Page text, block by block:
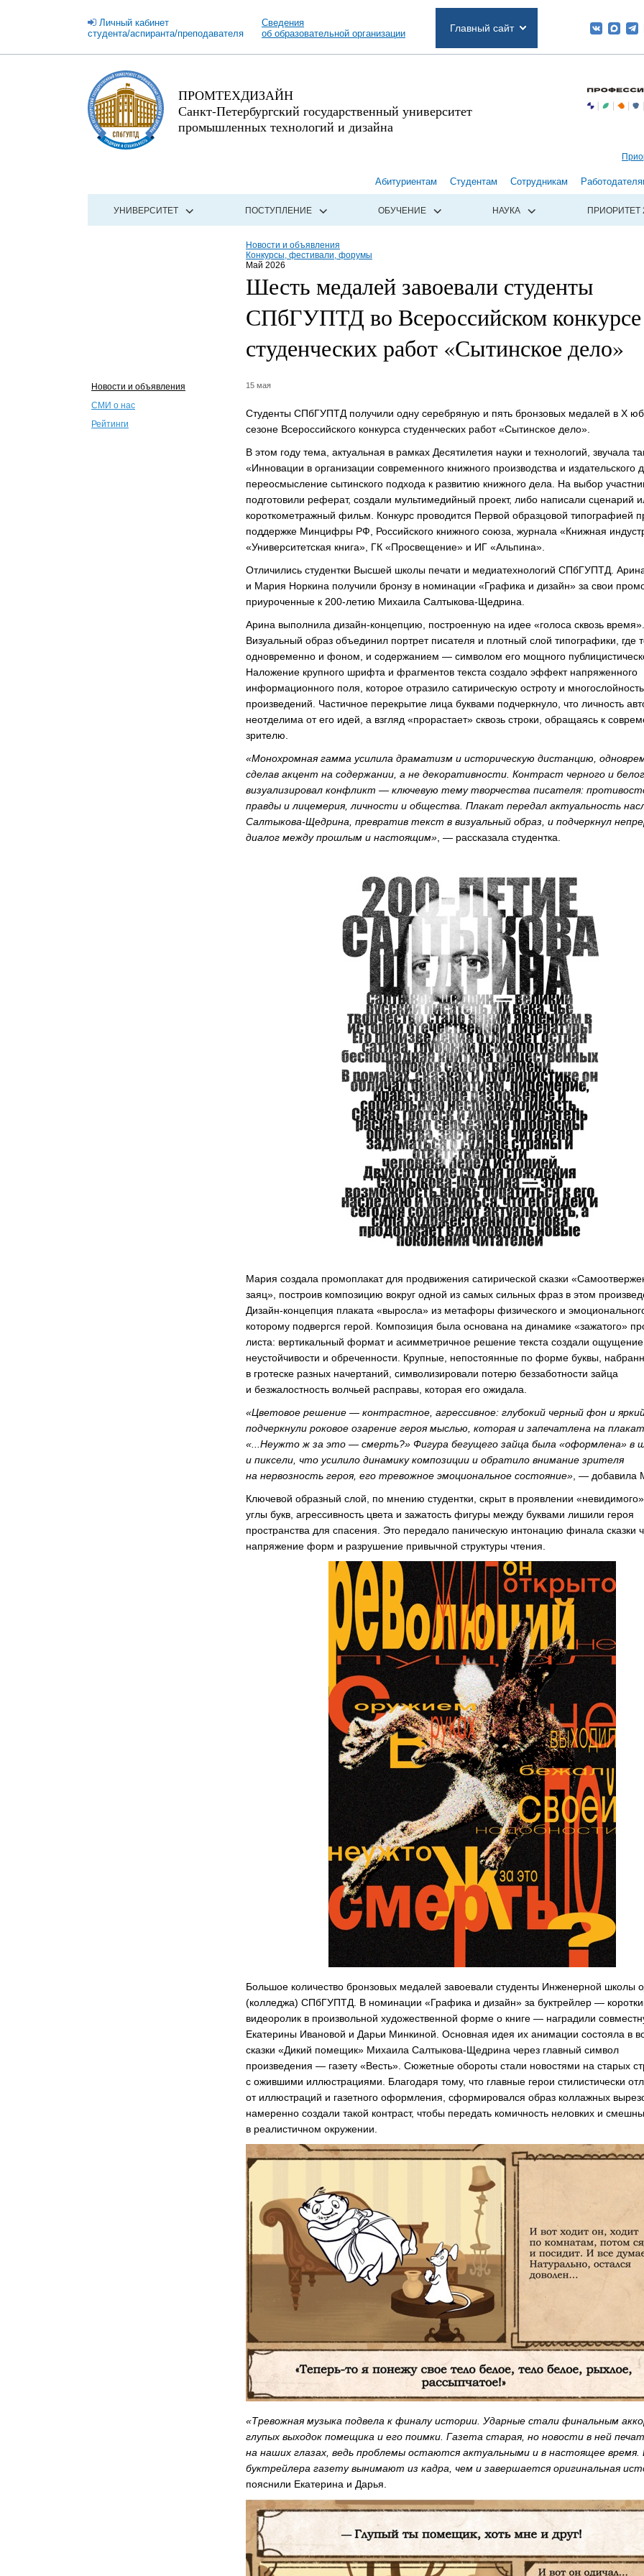
Личный кабинет
студента/аспиранта/преподавателя
Сведения
об образовательной организации
Главный сайт
ПРОМТЕХДИЗАЙН
Санкт-Петербургский государственный университет
промышленных технологий и дизайна
Абитуриентам Студентам Сотрудникам
УНИВЕРСИТЕТ ПОСТУПЛЕНИЕ ОБУЧЕНИЕ НАУКА ПРИОРИТЕТ
Новости и объявления
Конкурсы, фестивали, форумы
Май 2026
Шесть медалей завоевали студенты
СПбГУПТД во Всероссийском конкурсе
студенческих работ «Сытинское дело»
Новости и объявления
СМИ о нас
Рейтинги
15 мая
Студенты СПбГУПТД получили одну серебряную и пять бронзовых медалей в Х
сезоне Всероссийского конкурса студенческих работ «Сытинское дело».
В этом году тема, актуальная в рамках Десятилетия науки и технологий, звучала
«Инновации в организации современного книжного производства и издательского
переосмысление сытинского подхода к развитию книжного дела. На выбор
подготовили реферат, создали мультимедийный проект, либо написали сценарий
короткометражный фильм. Конкурс проводится Первой образцовой типографией
поддержке Минцифры РФ, Российского книжного союза, журнала «Книжная
«Университетская книга», ГК «Просвещение» и ИГ «Альпина».
Отличились студентки Высшей школы печати и медиатехнологий СПбГУПТД.
и Мария Норкина получили бронзу в номинации «Графика и дизайн» за свои
приуроченные к 200-летию Михаила Салтыкова-Щедрина.
Арина выполнила дизайн-концепцию, построенную на идее «голоса сквозь время».
Визуальный образ объединил портрет писателя и плотный слой типографики, где
одновременно и фоном, и содержанием — символом его мощного
Наложение крупного шрифта и фрагментов текста создало эффект напряженного
информационного поля, которое отразило сатирическую остроту и многослойность
произведений. Частичное перекрытие лица буквами подчеркнуло, что личность
неотделима от его идей, а взгляд «прорастает» сквозь строки, обращаясь к
зрителю.
«Монохромная гамма усилила драматизм и историческую дистанцию,
сделав акцент на содержании, а не декоративности. Контраст черного и
визуализировал конфликт — ключевую тему творчества писателя:
правды и лицемерия, личности и общества. Плакат передал актуальность
Салтыкова-Щедрина, превратив текст в визуальный образ, и подчеркнул
диалог между прошлым и настоящим», — рассказала студентка.
Мария создала промоплакат для продвижения сатирической сказки
заяц», построив композицию вокруг одной из самых сильных фраз в этом
Дизайн-концепция плаката «выросла» из метафоры физического и
которому подвергся герой. Композиция была основана на динамике «зажатого»
листа: вертикальный формат и асимметричное решение текста создали ощущение
неустойчивости и обреченности. Крупные, непостоянные по форме буквы,
в гротеске разных начертаний, символизировали потерю беззаботности зайца
и безжалостность волчьей расправы, которая его ожидала.
«Цветовое решение — контрастное, агрессивное: глубокий черный фон и
подчеркнули роковое озарение героя мыслью, которая и запечатлена на
«...Неужто ж за это — смерть?» Фигура бегущего зайца была «оформлена» в
и пиксели, что усилило динамику композиции и обратило внимание зрителя
на нервозность героя, его тревожное эмоциональное состояние», — добавила
Ключевой образный слой, по мнению студентки, скрыт в проявлении
углы букв, агрессивность цвета и зажатость фигуры между буквами лишили героя
пространства для спасения. Это передало паническую интонацию финала сказки
напряжение форм и разрушение привычной структуры чтения.
Большое количество бронзовых медалей завоевали студенты Инженерной школы
(колледжа) СПбГУПТД. В номинации «Графика и дизайн» за буктрейлер —
видеоролик в произвольной художественной форме о книге — наградили
Екатерины Ивановой и Дарьи Минкиной. Основная идея их анимации состояла в
сказки «Дикий помещик» Михаила Салтыкова-Щедрина через главный символ
произведения — газету «Весть». Сюжетные обороты стали новостями на старых
с ожившими иллюстрациями. Благодаря тому, что главные герои стилистически
от иллюстраций и газетного оформления, сформировался образ коллажных
намеренно создали такой контраст, чтобы передать комичность неловких и
в реалистичном окружении.
«Тревожная музыка подвела к финалу истории. Ударные стали финальным
глупых выходок помещика и его поимки. Газета старая, но новости в ней
на наших глазах, ведь проблемы остаются актуальными и в настоящее
буктрейлера газету вынимают из кадра, чем и завершается оригинальная
пояснили Екатерина и Дарья.